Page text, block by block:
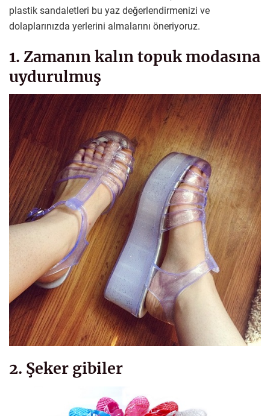
plastik sandaletleri bu yaz değerlendirmenizi ve
dolaplarınızda yerlerini almalarını öneriyoruz.
1. Zamanın kalın topuk modasına
uydurulmuş
2. Şeker gibiler